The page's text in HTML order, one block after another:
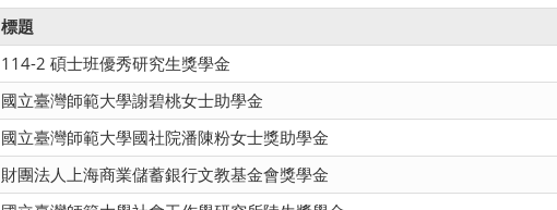
標題
114-2 碩士班優秀研究生獎學金
國立臺灣師範大學謝碧桃女士助學金
國立臺灣師範大學國社院潘陳粉女士獎助學金
財團法人上海商業儲蓄銀行文教基金會獎學金